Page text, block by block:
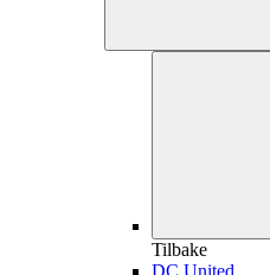
Tilbake
DC United